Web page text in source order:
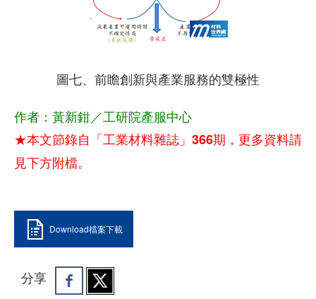
圖七、前瞻創新與產業服務的雙極性
作者：黃新鉗／工研院產服中心
★本文節錄自「工業材料雜誌」366期，更多資料請
見下方附檔。
Download檔案下載
分享